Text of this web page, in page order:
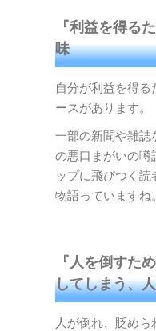
『利益を得る
味
自分が利益を得
ースがあります。
一部の新聞や雑誌
の悪口まがいの噂
ップに飛びつく
物語っていますね。
『人を倒すた
してしまう、
人が倒れ、貶め